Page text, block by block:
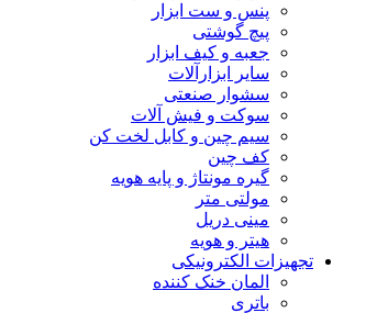
پنس و ست ابزار
پیچ گوشتی
جعبه و کیف ابزار
سایر ابزارآلات
سشوار صنعتی
سوکت و فیش آلات
سیم چین و کابل لخت کن
کف چین
گیره مونتاژ و پایه هویه
مولتی متر
مینی دریل
هیتر و هویه
تجهیزات الکترونیکی
المان خنک کننده
باتری